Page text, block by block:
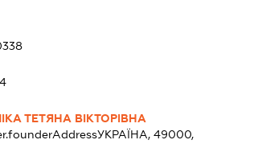
ТЕТЯНА ВІКТОРІВНА
УКРАЇНА, 49000,